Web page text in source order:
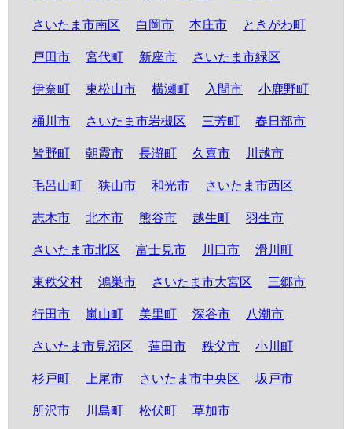
さいたま市南区 白岡市 本庄市 ときがわ町
戸田市 宮代町 新座市 さいたま市緑区
伊奈町 東松山市 横瀬町 入間市 小鹿野町
桶川市 さいたま市岩槻区 三芳町 春日部市
皆野町 朝霞市 長瀞町 久喜市 川越市
毛呂山町 狭山市 和光市 さいたま市西区
志木市 北本市 熊谷市 越生町 羽生市
さいたま市北区 富士見市 川口市 滑川町
東秩父村 鴻巣市 さいたま市大宮区 三郷市
行田市 嵐山町 美里町 深谷市 八潮市
さいたま市見沼区 蓮田市 秩父市 小川町
杉戸町 上尾市 さいたま市中央区 坂戸市
所沢市 川島町 松伏町 草加市